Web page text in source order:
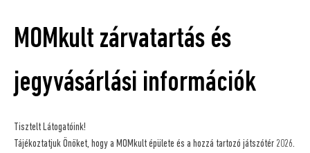
MOMkult zárvatartás és
jegyvásárlási információk
Tisztelt Látogatóink!
Tájékoztatjuk Önöket, hogy a MOMkult épülete és a hozzá tartozó játszótér 2026.